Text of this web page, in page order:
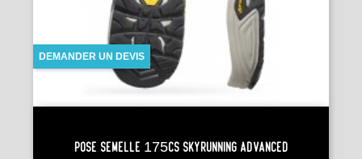
Pose Semelle 175CS SKYRUNNING ADVANCED
DEMANDER UN DEVIS